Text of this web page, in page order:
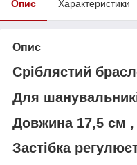
Опис Характеристики
Опис
Сріблястий
Для
Довжина 17,5 см
Застібка